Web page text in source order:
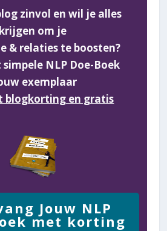
zinvol en wil je alles
om je
& relaties te boosten?
NLP Doe-Boek
exemplaar
blogkorting en gratis
Jouw NLP
met korting